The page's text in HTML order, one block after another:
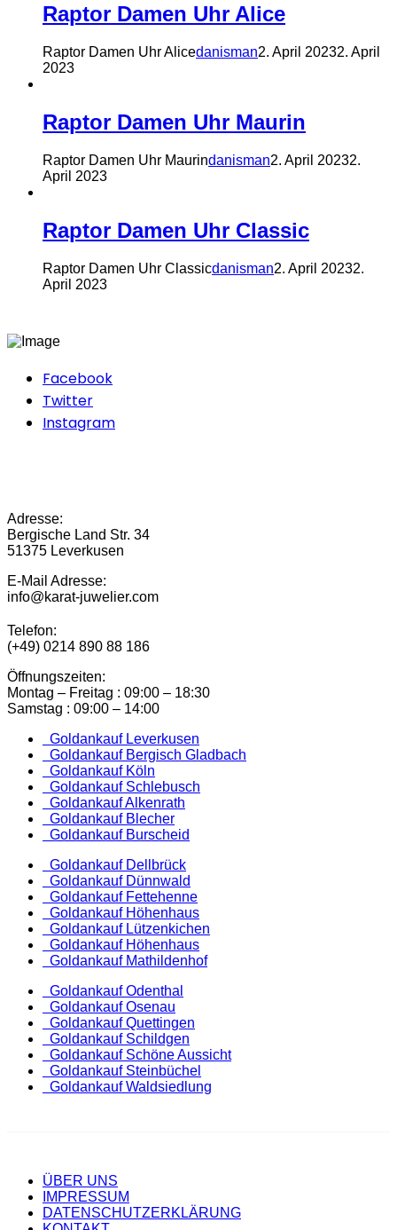
Raptor Damen Uhr Alice
Raptor Damen Uhr Alicedanisman2. April 20232. April
2023
Raptor Damen Uhr Maurin
Raptor Damen Uhr Maurindanisman2. April 20232.
April 2023
Raptor Damen Uhr Classic
Raptor Damen Uhr Classicdanisman2. April 20232.
April 2023
Facebook
Twitter
Instagram
Adresse:
Bergische Land Str. 34
51375 Leverkusen
E-Mail Adresse:
info@karat-juwelier.com
Telefon:
(+49) 0214 890 88 186
Öffnungszeiten:
Montag – Freitag : 09:00 – 18:30
Samstag : 09:00 – 14:00
Goldankauf Leverkusen
Goldankauf Bergisch Gladbach
Goldankauf Köln
Goldankauf Schlebusch
Goldankauf Alkenrath
Goldankauf Blecher
Goldankauf Burscheid
Goldankauf Dellbrück
Goldankauf Dünnwald
Goldankauf Fettehenne
Goldankauf Höhenhaus
Goldankauf Lützenkichen
Goldankauf Höhenhaus
Goldankauf Mathildenhof
Goldankauf Odenthal
Goldankauf Osenau
Goldankauf Quettingen
Goldankauf Schildgen
Goldankauf Schöne Aussicht
Goldankauf Steinbüchel
Goldankauf Waldsiedlung
ÜBER UNS
IMPRESSUM
DATENSCHUTZERKLÄRUNG